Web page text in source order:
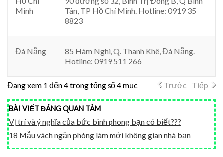
Minh
Tân, TP Hồ Chí Minh. Hotline: 0919 35
8823
Đà Nẵng
85 Hàm Nghi, Q. Thanh Khê, Đà Nẵng.
Hotline: 0919 511 266
Đang xem 1 đến 4 trong tổng số 4 mục Trước Tiếp
BÀI VIẾT ĐÁNG QUAN TÂM
Vị trí và ý nghĩa của bức bình phong bạn có biết???
18 Mẫu vách ngăn phòng làm mới không gian nhà bạn